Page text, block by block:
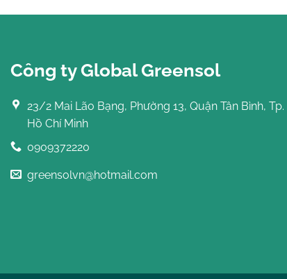
Công ty Global Greensol
23/2 Mai Lão Bạng, Phường 13, Quận Tân Bình, Tp.
Hồ Chí Minh
0909372220
greensolvn@hotmail.com